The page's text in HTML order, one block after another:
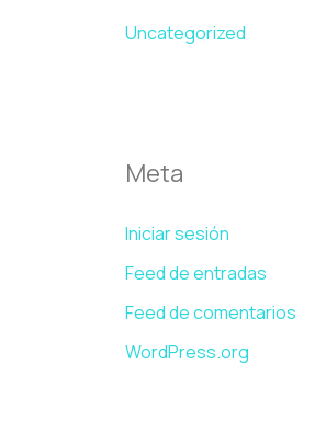
Uncategorized
Meta
Iniciar sesión
Feed de entradas
Feed de comentarios
WordPress.org